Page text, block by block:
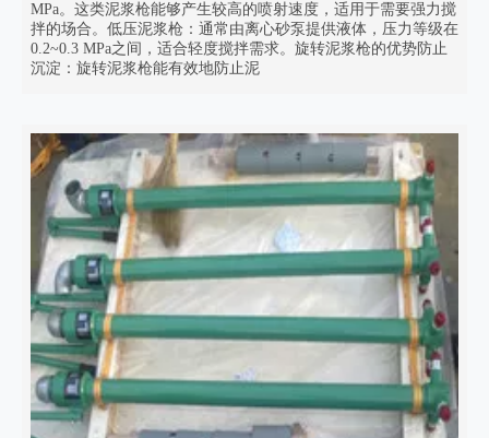
MPa。这类泥浆枪能够产生较高的喷射速度，适用于需要强力搅
拌的场合。低压泥浆枪：通常由离心砂泵提供液体，压力等级在
0.2~0.3 MPa之间，适合轻度搅拌需求。旋转泥浆枪的优势防止
沉淀：旋转泥浆枪能有效地防止泥